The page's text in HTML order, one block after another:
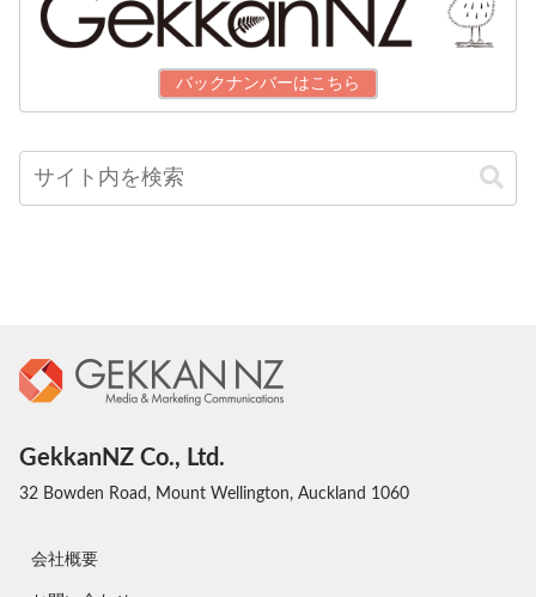
バックナンバーはこちら
GekkanNZ Co., Ltd.
32 Bowden Road, Mount Wellington, Auckland 1060
会社概要